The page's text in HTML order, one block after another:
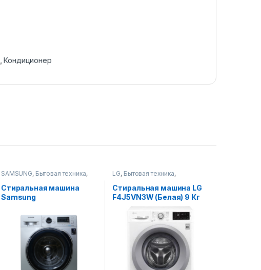
, Кондиционер
SAMSUNG, Бытовая техника,
Стиральная машина
Samsung
LG, Бытовая техника,
Стиральная машина LG
F4J5VN3W (Белая) 9 Кг